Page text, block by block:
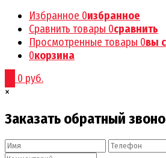
Избранное 0избранное
Сравнить товары 0сравнить
Просмотренные товары 0вы
0корзина
0 руб.
×
Заказать обратный